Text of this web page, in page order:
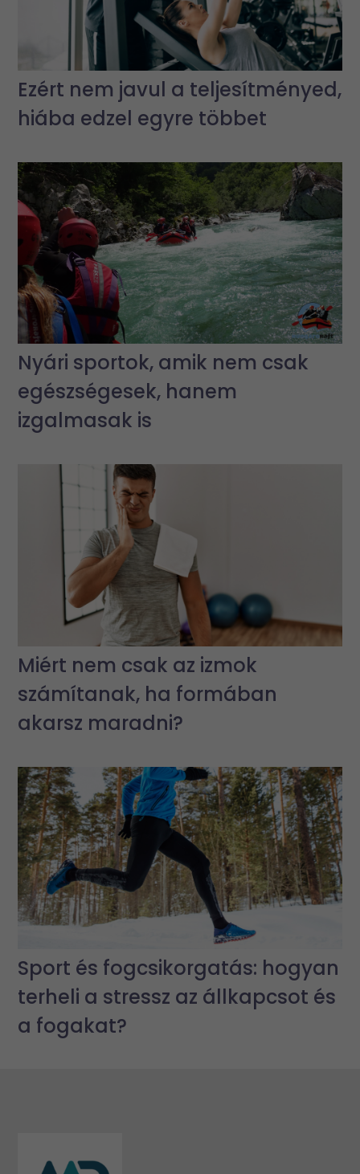
Ezért nem javul a teljesítményed,
hiába edzel egyre többet
Nyári sportok, amik nem csak
egészségesek, hanem
izgalmasak is
Miért nem csak az izmok
számítanak, ha formában
akarsz maradni?
Sport és fogcsikorgatás: hogyan
terheli a stressz az állkapcsot és
a fogakat?